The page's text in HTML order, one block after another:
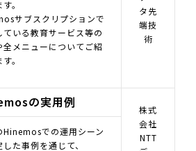
タ先
端技
術
。
サブスクリプションで
ている教育サービス等の
全メニューについてご紹
。
の実用例
株式
会社
NTT
Hinemosでの運用シーン
した事例を通じて、